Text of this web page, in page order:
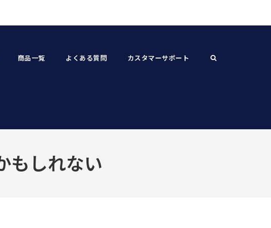
商品一覧 よくある質問 カスタマーサポート
もしれない